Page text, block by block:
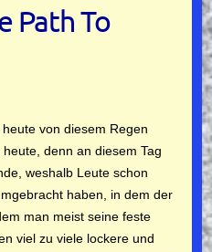
Path To
von diesem Regen
denn an diesem Tag
weshalb Leute schon
ha­ben, in dem der
man meist seine feste
viel zu viele lockere und